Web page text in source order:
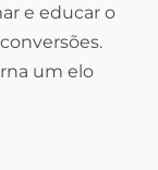
e educar o
um elo